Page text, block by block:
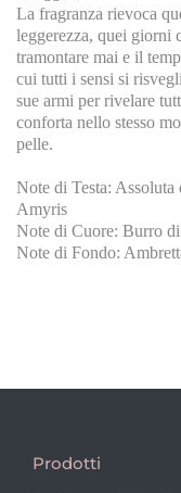
La fragranza rievoca
leggerezza, quei giorni
tramontare mai e il
cui tutti i sensi si
sue armi per rivelare
conforta nello stesso
pelle.
Note di Testa:
Amyris
Note di Cuore: Burro
Note di Fondo:
Prodotti